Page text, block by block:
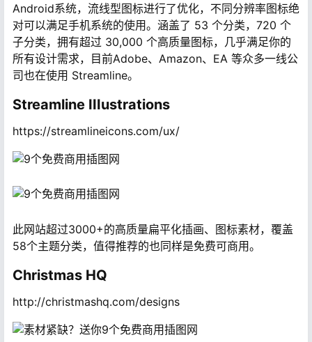
Android系统，流线型图标进行了优化，不同分辨率图标绝
对可以满足手机系统的使用。涵盖了 53 个分类，720 个
子分类，拥有超过 30,000 个高质量图标，几乎满足你的
所有设计需求，目前Adobe、Amazon、EA 等众多一线公
司也在使用 Streamline。
Streamline IIIustrations
https://streamlineicons.com/ux/
此网站超过3000+的高质量扁平化插画、图标素材，覆盖
58个主题分类，值得推荐的也同样是免费可商用。
Christmas HQ
http://christmashq.com/designs